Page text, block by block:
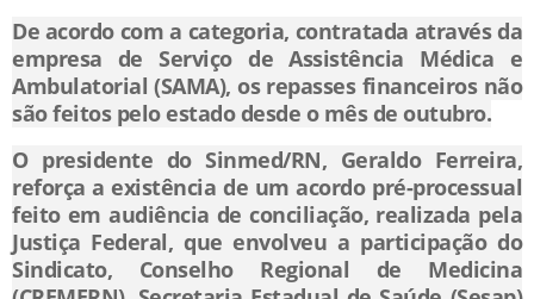
De acordo com a categoria, contratada através da
empresa de Serviço de Assistência Médica e
Ambulatorial (SAMA), os repasses financeiros não
são feitos pelo estado desde o mês de outubro.
O presidente do Sinmed/RN, Geraldo Ferreira,
reforça a existência de um acordo pré-processual
feito em audiência de conciliação, realizada pela
Justiça Federal, que envolveu a participação do
Sindicato, Conselho Regional de Medicina